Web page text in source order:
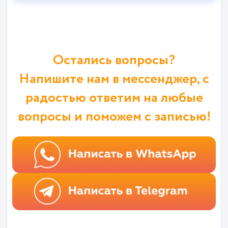
Остались вопросы?
Напишите нам в мессенджер, с
радостью ответим на любые
вопросы и поможем с записью!